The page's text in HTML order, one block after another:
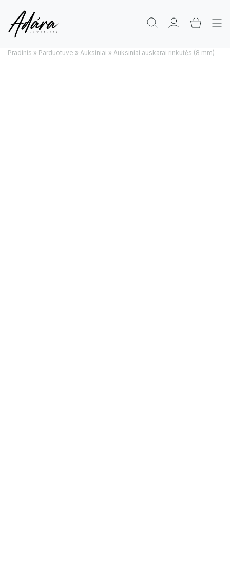
Pradinis » Parduotuve » Auksiniai » Auksiniai auskarai rinkutės (8 mm)